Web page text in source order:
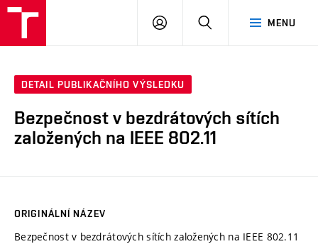
MENU
PŘIHLÁSIT
DETAIL PUBLIKAČNÍHO VÝSLEDKU
Bezpečnost v bezdrátových sítích
založených na IEEE 802.11
ORIGINÁLNÍ NÁZEV
Bezpečnost v bezdrátových sítích založených na IEEE 802.11